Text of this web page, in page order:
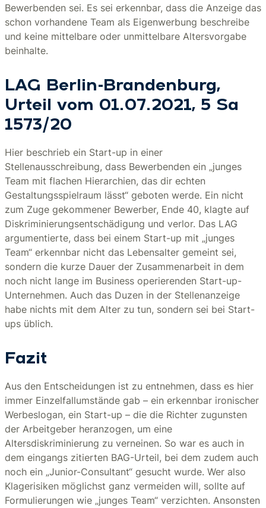
Bewerbenden sei. Es sei erkennbar, dass die Anzeige das
schon vorhandene Team als Eigenwerbung beschreibe
und keine mittelbare oder unmittelbare Altersvorgabe
beinhalte.
LAG Berlin-Brandenburg,
Urteil vom 01.07.2021, 5 Sa
1573/20
Hier beschrieb ein Start-up in einer
Stellenausschreibung, dass Bewerbenden ein „junges
Team mit flachen Hierarchien, das dir echten
Gestaltungsspielraum lässt“ geboten werde. Ein nicht
zum Zuge gekommener Bewerber, Ende 40, klagte auf
Diskriminierungsentschädigung und verlor. Das LAG
argumentierte, dass bei einem Start-up mit „junges
Team“ erkennbar nicht das Lebensalter gemeint sei,
sondern die kurze Dauer der Zusammenarbeit in dem
noch nicht lange im Business operierenden Start-up-
Unternehmen. Auch das Duzen in der Stellenanzeige
habe nichts mit dem Alter zu tun, sondern sei bei Start-
ups üblich.
Fazit
Aus den Entscheidungen ist zu entnehmen, dass es hier
immer Einzelfallumstände gab – ein erkennbar ironischer
Werbeslogan, ein Start-up – die die Richter zugunsten
der Arbeitgeber heranzogen, um eine
Altersdiskriminierung zu verneinen. So war es auch in
dem eingangs zitierten BAG-Urteil, bei dem zudem auch
noch ein „Junior-Consultant“ gesucht wurde. Wer also
Klagerisiken möglichst ganz vermeiden will, sollte auf
Formulierungen wie „junges Team“ verzichten. Ansonsten